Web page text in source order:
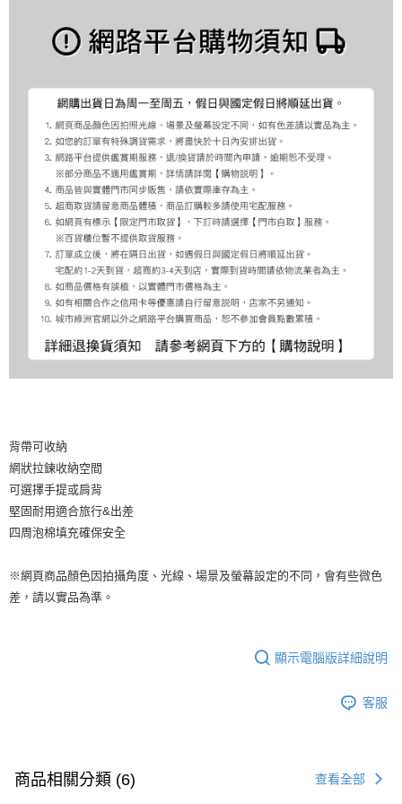
背帶可收納
網狀拉鍊收納空間
可選擇手提或肩背
堅固耐用適合旅行&出差
四周泡棉填充確保安全
※網頁商品顏色因拍攝角度、光線、場景及螢幕設定的不同，會有些微色
差，請以實品為準。
顯示電腦版詳細說明
客服
商品相關分類 (6) 查看全部